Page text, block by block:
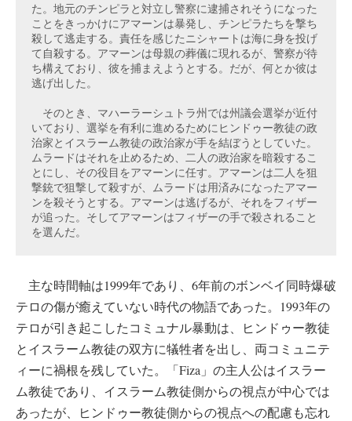
た。地元のチンピラと対立し警察に逮捕されそうになった
ことをきっかけにアマーンは暴発し、チンピラたちを撃ち
殺して逃走する。責任を感じたニシャートは海に身を投げ
て自殺する。アマーンは母親の葬儀に現れるが、警察が待
ち構えており、彼を捕まえようとする。だが、何とか彼は
逃げ出した。
そのとき、マハーラーシュトラ州では州議会選挙が近付
いており、選挙を有利に進めるためにヒンドゥー教徒の政
治家とイスラーム教徒の政治家が手を結ぼうとしていた。
ムラードはそれを止めるため、二人の政治家を暗殺するこ
とにし、その役目をアマーンに任す。アマーンは二人を狙
撃銃で狙撃して殺すが、ムラードは用済みになったアマー
ンを殺そうとする。アマーンは逃げるが、それをフィザー
が追った。そしてアマーンはフィザーの手で殺されること
を選んだ。
主な時間軸は1999年であり、6年前のボンベイ同時爆破
テロの傷が癒えていない時代の物語であった。1993年の
テロが引き起こしたコミュナル暴動は、ヒンドゥー教徒
とイスラーム教徒の双方に犠牲者を出し、両コミュニテ
ィーに禍根を残していた。「Fiza」の主人公はイスラー
ム教徒であり、イスラーム教徒側からの視点が中心では
あったが、ヒンドゥー教徒側からの視点への配慮も忘れ